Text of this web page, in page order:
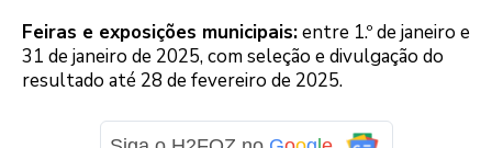
Feiras e exposições municipais:entre 1.º de janeiro e
31 de janeiro de 2025, com seleção e divulgação do
resultado até 28 de fevereiro de 2025.